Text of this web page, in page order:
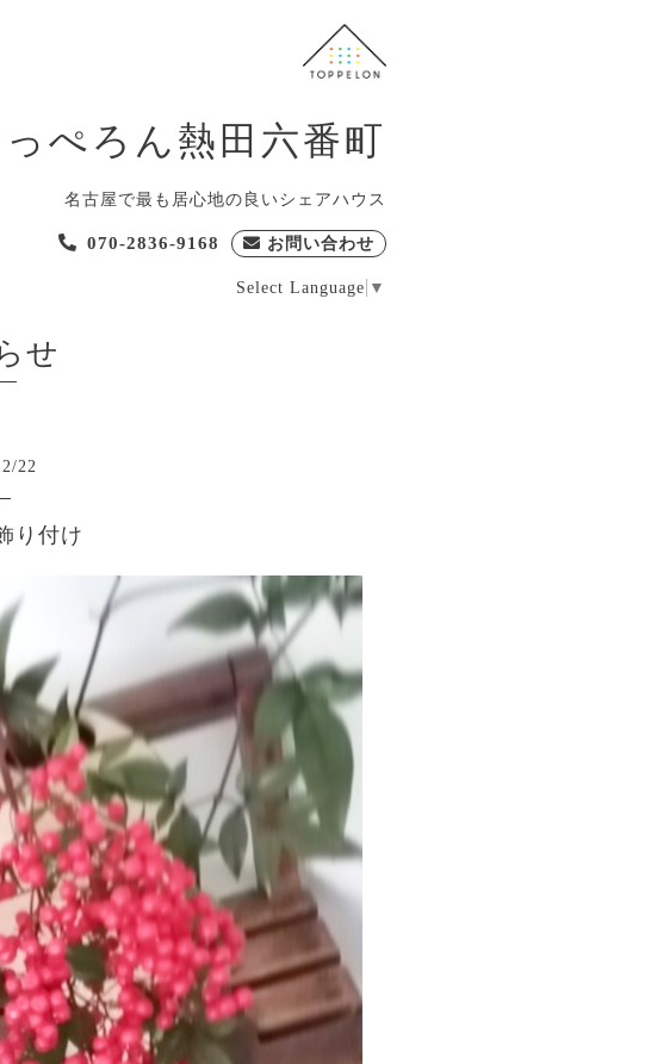
ぺろん熱田六番町
名古屋で最も居心地の良いシェアハウス
070-2836-9168 お問い合わせ
Select Language ▼
せ
/22
り付け